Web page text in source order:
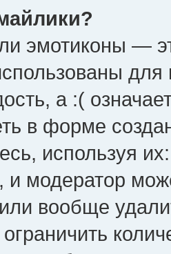
эмотиконы —
а :(
в форме
используя
модератор
вообще